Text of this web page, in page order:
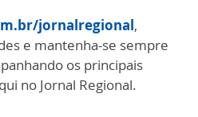
jornalregional,
e mantenha-se sempre
os principais
no Jornal Regional.